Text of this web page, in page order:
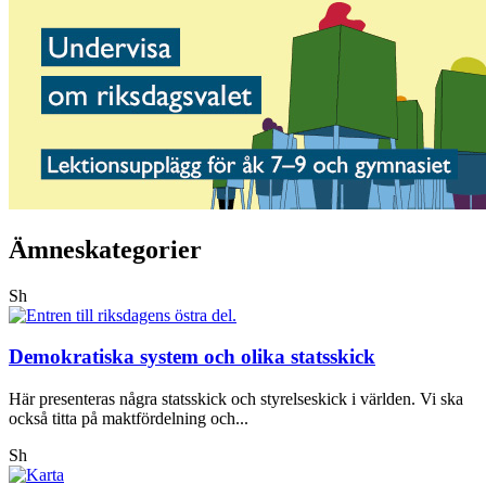
Ämneskategorier
Sh
Demokratiska system och olika statsskick
Här presenteras några statsskick och styrelseskick i världen. Vi ska
också titta på maktfördelning och...
Sh